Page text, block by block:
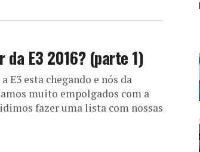
da E3 2016? (parte 1)
E3 esta chegando e nós da
muito empolgados com a
fazer uma lista com nossas